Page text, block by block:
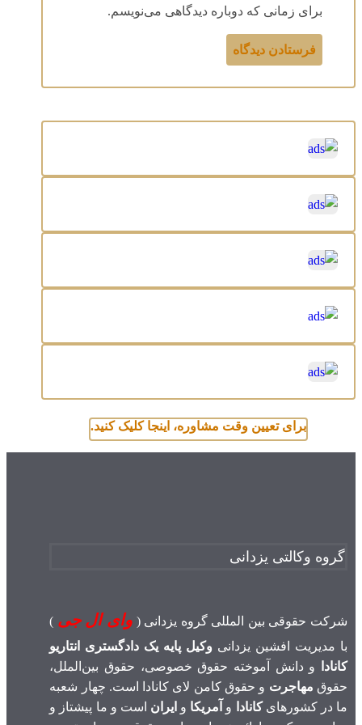
برای زمانی که دوباره دیدگاهی می‌نویسم.
برای تعیین وقت مشاوره، اینجا کلیک کنید.
گروه وکالتی یزدانی
شرکت حقوقی بین المللی گروه یزدانی ( وای ال جی )
با مدیریت افشین یزدانی وکیل پایه یک دادگستری انتاریو
کانادا
و دانش آموخته حقوق خصوصی، حقوق بین‌الملل،
حقوق مهاجرت و حقوق کامن لای کانادا است. چهار شعبه
ما در کشورهایکانادا و آمریکا و ایران است و ما پیشتاز و